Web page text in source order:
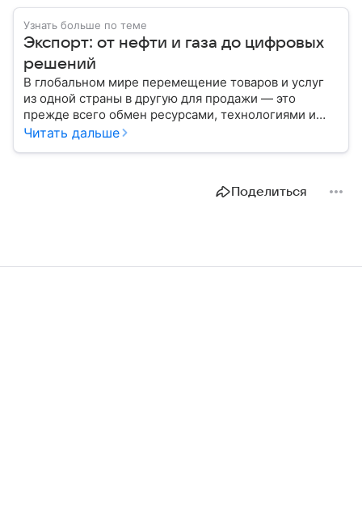
Узнать больше по теме
Экспорт: от нефти и газа до цифровых
решений
В глобальном мире перемещение товаров и услуг
из одной страны в другую для продажи — это
прежде всего обмен ресурсами, технологиями и
культурой. В статье разберем, как работает экспорт
Читать дальше
Поделиться